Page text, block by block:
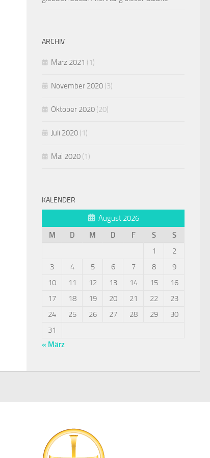
ARCHIV
März 2021 (1)
November 2020 (3)
Oktober 2020 (20)
Juli 2020 (1)
Mai 2020 (1)
KALENDER
August 2026
M
D M D F S
S
1
2
3
4 5 6 7 8
9
10
11 12 13 14 15
16
17
18 19 20 21 22
23
24
25 26 27 28 29
30
31
« März